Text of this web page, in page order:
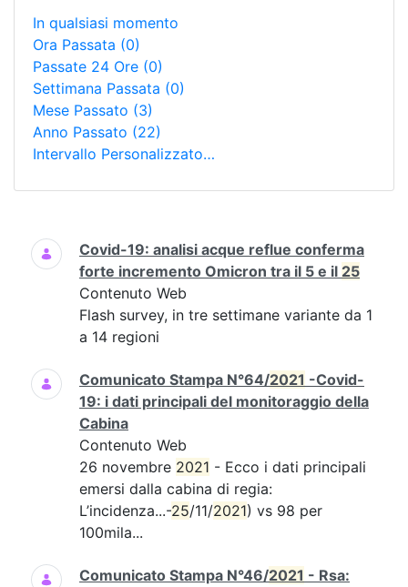
In qualsiasi momento
Ora Passata (0)
Passate 24 Ore (0)
Settimana Passata (0)
Mese Passato (3)
Anno Passato (22)
Intervallo Personalizzato…
Ricerca
Covid-19: analisi acque reflue conferma
forte incremento Omicron tra il 5 e il 25
Contenuto Web
Flash survey, in tre settimane variante da 1
a 14 regioni
Comunicato Stampa N°64/2021 -Covid-
19: i dati principali del monitoraggio della
Cabina
Contenuto Web
26 novembre 2021 - Ecco i dati principali
emersi dalla cabina di regia:
L’incidenza...-25/11/2021) vs 98 per
100mila...
Comunicato Stampa N°46/2021 - Rsa: